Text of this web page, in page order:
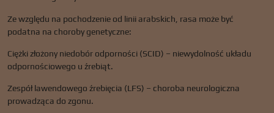
Ze względu na pochodzenie od linii arabskich, rasa może być
podatna na choroby genetyczne:
Ciężki złożony niedobór odporności (SCID) – niewydolność układu
odpornościowego u źrebiąt.
Zespół lawendowego źrebięcia (LFS) – choroba neurologiczna
prowadząca do zgonu.